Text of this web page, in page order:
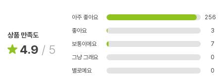
상품 만족도
4.9 / 5
아주 좋아요
256
좋아요
3
보통이에요
7
그냥 그래요
0
별로예요
0